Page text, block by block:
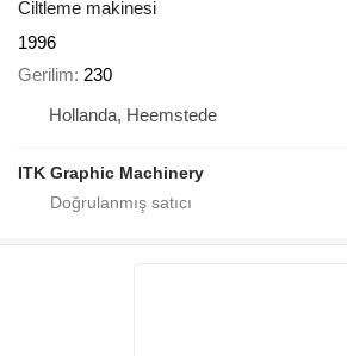
Ciltleme makinesi
1996
Gerilim 230
Hollanda, Heemstede
ITK Graphic Machinery